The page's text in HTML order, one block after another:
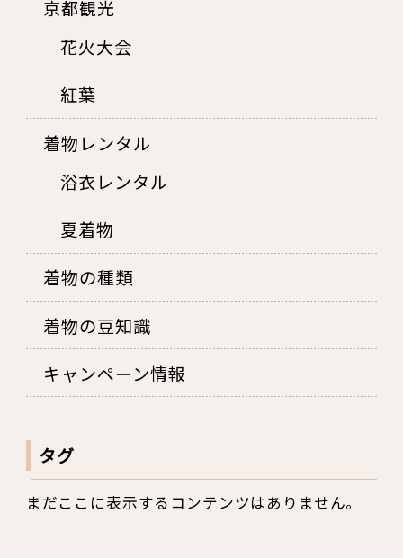
京都観光
花火大会
紅葉
着物レンタル
浴衣レンタル
夏着物
着物の種類
着物の豆知識
キャンペーン情報
タグ
まだここに表示するコンテンツはありません。